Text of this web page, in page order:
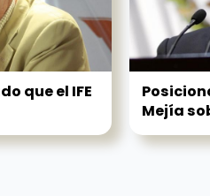
que el IFE
Mejía